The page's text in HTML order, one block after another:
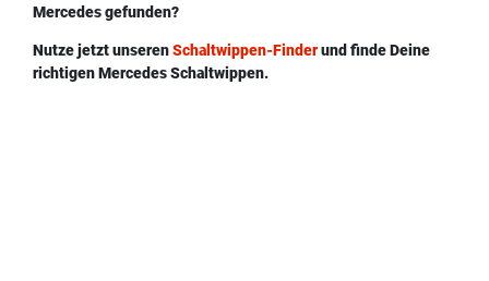
Mercedes gefunden?
Nutze jetzt unserenSchaltwippen-Finderund finde Deine
richtigen Mercedes Schaltwippen.